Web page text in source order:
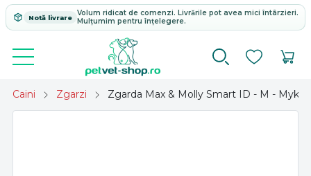
Notă livrare
Volum ridicat de comenzi. Livrările pot avea mici întârzieri.
Mulțumim pentru înțelegere.
Caini Zgarzi Zgarda Max & Molly Smart ID - M -